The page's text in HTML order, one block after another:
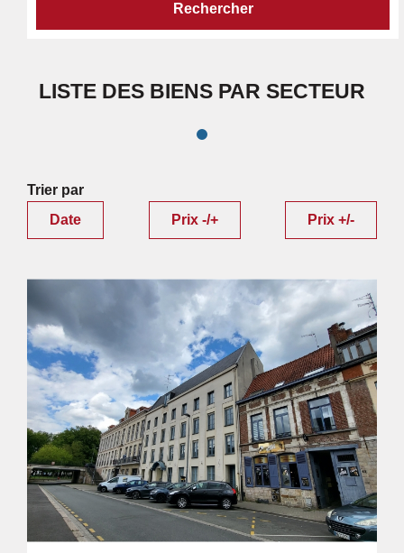
RECHERCHE PAR SECTEUR
LISTE DES BIENS PAR SECTEUR
Trier par
Date
Prix -/+ Prix +/-